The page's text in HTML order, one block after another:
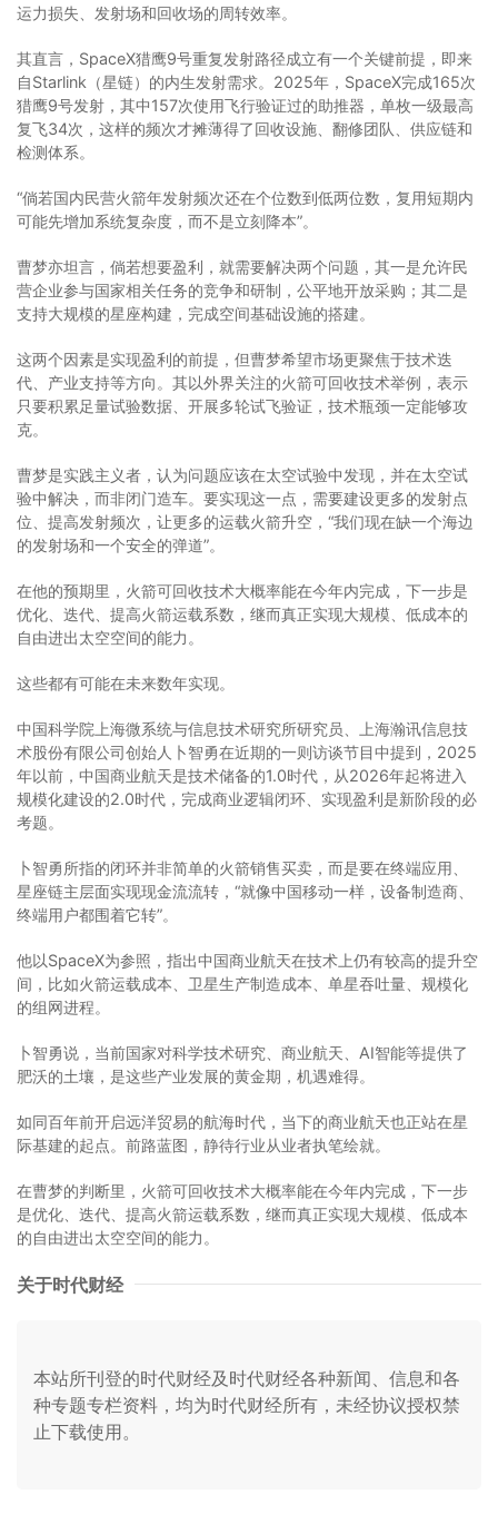
运力损失、发射场和回收场的周转效率。
其直言，SpaceX猎鹰9号重复发射路径成立有一个关键前提，即来
自Starlink（星链）的内生发射需求。2025年，SpaceX完成165次
猎鹰9号发射，其中157次使用飞行验证过的助推器，单枚一级最高
复飞34次，这样的频次才摊薄得了回收设施、翻修团队、供应链和
检测体系。
“倘若国内民营火箭年发射频次还在个位数到低两位数，复用短期内
可能先增加系统复杂度，而不是立刻降本”。
曹梦亦坦言，倘若想要盈利，就需要解决两个问题，其一是允许民
营企业参与国家相关任务的竞争和研制，公平地开放采购；其二是
支持大规模的星座构建，完成空间基础设施的搭建。
这两个因素是实现盈利的前提，但曹梦希望市场更聚焦于技术迭
代、产业支持等方向。其以外界关注的火箭可回收技术举例，表示
只要积累足量试验数据、开展多轮试飞验证，技术瓶颈一定能够攻
克。
曹梦是实践主义者，认为问题应该在太空试验中发现，并在太空试
验中解决，而非闭门造车。要实现这一点，需要建设更多的发射点
位、提高发射频次，让更多的运载火箭升空，“我们现在缺一个海边
的发射场和一个安全的弹道”。
在他的预期里，火箭可回收技术大概率能在今年内完成，下一步是
优化、迭代、提高火箭运载系数，继而真正实现大规模、低成本的
自由进出太空空间的能力。
这些都有可能在未来数年实现。
中国科学院上海微系统与信息技术研究所研究员、上海瀚讯信息技
术股份有限公司创始人卜智勇在近期的一则访谈节目中提到，2025
年以前，中国商业航天是技术储备的1.0时代，从2026年起将进入
规模化建设的2.0时代，完成商业逻辑闭环、实现盈利是新阶段的必
考题。
卜智勇所指的闭环并非简单的火箭销售买卖，而是要在终端应用、
星座链主层面实现现金流流转，“就像中国移动一样，设备制造商、
终端用户都围着它转”。
他以SpaceX为参照，指出中国商业航天在技术上仍有较高的提升空
间，比如火箭运载成本、卫星生产制造成本、单星吞吐量、规模化
的组网进程。
卜智勇说，当前国家对科学技术研究、商业航天、AI智能等提供了
肥沃的土壤，是这些产业发展的黄金期，机遇难得。
如同百年前开启远洋贸易的航海时代，当下的商业航天也正站在星
际基建的起点。前路蓝图，静待行业从业者执笔绘就。
在曹梦的判断里，火箭可回收技术大概率能在今年内完成，下一步
是优化、迭代、提高火箭运载系数，继而真正实现大规模、低成本
的自由进出太空空间的能力。
关于时代财经
本站所刊登的时代财经及时代财经各种新闻、信息和各
种专题专栏资料，均为时代财经所有，未经协议授权禁
止下载使用。